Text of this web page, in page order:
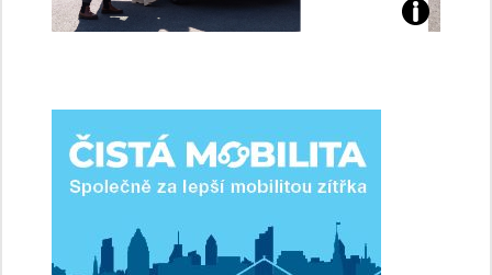
Jaké